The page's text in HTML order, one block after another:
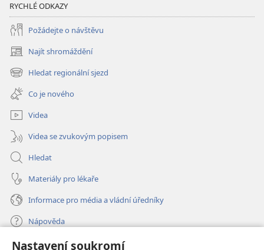
Nastavení soukromí
RYCHLÉ ODKAZY
Požádejte o návštěvu
Najít shromáždění
(otevřeno
nové
okno)
Hledat regionální sjezd
(otevřeno
nové
okno)
Co je nového
Videa
Videa se zvukovým popisem
Hledat
Materiály pro lékaře
Informace pro média a vládní úředníky
Nápověda